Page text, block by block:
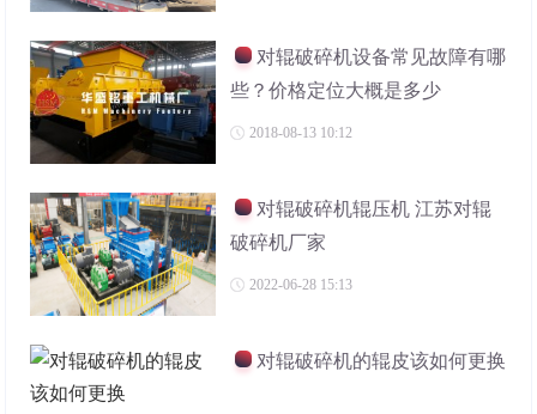
对辊破碎机设备常见故障有哪
些？价格定位大概是多少
2018-08-13 10:12
对辊破碎机辊压机 江苏对辊
破碎机厂家
2022-06-28 15:13
对辊破碎机的辊皮该如何更换